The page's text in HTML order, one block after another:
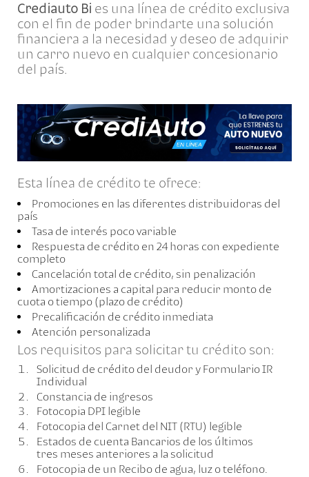
Crediauto Bi es una línea de crédito exclusiva
con el fin de poder brindarte una solución
financiera a la necesidad y deseo de adquirir
un carro nuevo en cualquier concesionario
del país.
Esta línea de crédito te ofrece:
Promociones en las diferentes distribuidoras del
país
Tasa de interés poco variable
Respuesta de crédito en 24 horas con expediente
completo
Cancelación total de crédito, sin penalización
Amortizaciones a capital para reducir monto de
cuota o tiempo (plazo de crédito)
Precalificación de crédito inmediata
Atención personalizada
Los requisitos para solicitar tu crédito son:
Solicitud de crédito del deudor y Formulario IR
Individual
Constancia de ingresos
Fotocopia DPI legible
Fotocopia del Carnet del NIT (RTU) legible
Estados de cuenta Bancarios de los últimos
tres meses anteriores a la solicitud
Fotocopia de un Recibo de agua, luz o teléfono.